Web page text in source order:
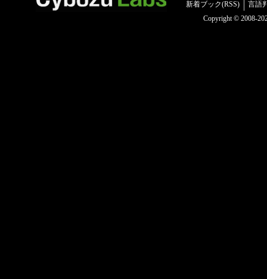
新着ブック(RSS)
言語
Copyright © 2008-